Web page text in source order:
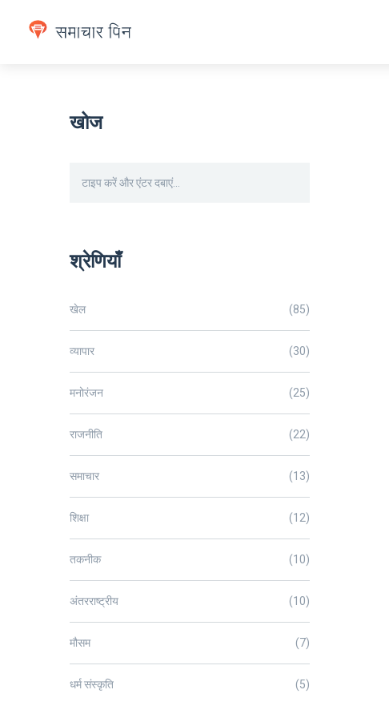
खोज
श्रेणियाँ
खेल (85)
व्यापार (30)
मनोरंजन (25)
राजनीति (22)
समाचार (13)
शिक्षा (12)
तकनीक (10)
अंतरराष्ट्रीय (10)
मौसम (7)
धर्म संस्कृति (5)